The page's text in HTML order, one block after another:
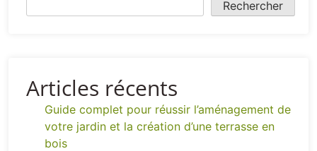
Rechercher
Articles récents
Guide complet pour réussir l’aménagement de
votre jardin et la création d’une terrasse en
bois